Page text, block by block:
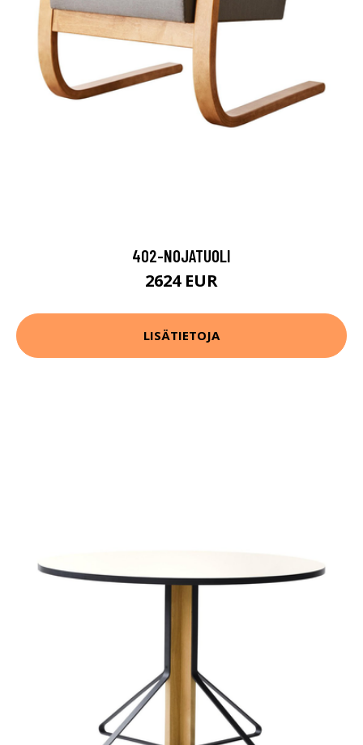
402-NOJATUOLI
2624 EUR
LISÄTIETOJA